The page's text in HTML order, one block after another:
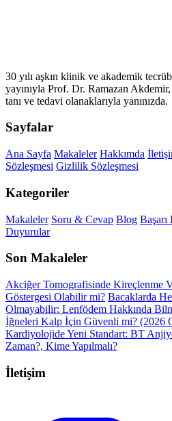
30 yılı aşkın klinik ve akademik
yayınıyla Prof. Dr. Ramazan
tanı ve tedavi olanaklarıyla yanınızda.
Sayfalar
Ana Sayfa Makaleler Hakkımda
Sözleşmesi Gizlilik Sözleşmesi
Kategoriler
Makaleler Soru & Cevap Blog
Duyurular
Son Makaleler
Akciğer Tomografisinde Kireçlenme
Göstergesi Olabilir mi? Bacaklarda
Olmayabilir: Lenfödem Hakkında
İğneleri Kalp İçin Güvenli mi? (2026
Kardiyolojide Yeni Standart: BT
Zaman?, Kime Yapılmalı?
İletişim